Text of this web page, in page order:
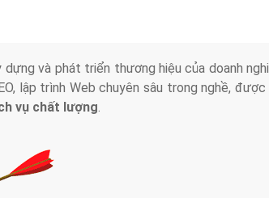
và phát triển thương hiệu của doanh
lập trình Web chuyên sâu trong nghề,
vụ chất lượng